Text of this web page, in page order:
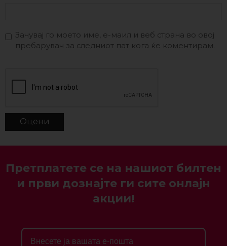
Зачувај го моето име, е-маил и веб страна во овој
пребарувач за следниот пат кога ќе коментирам.
Претплатете се на нашиот билтен
и први дознајте ги сите онлајн
акции!